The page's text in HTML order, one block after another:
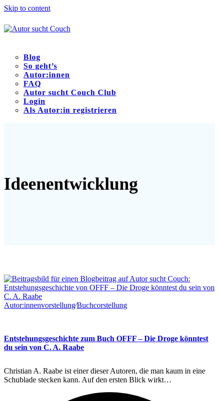
Skip to content
Blog
So geht’s
Autor:innen
FAQ
Autor sucht Couch Club
Login
Als Autor:in registrieren
Ideenentwicklung
Autor:innenvorstellung∕Buchcorstellung
Entstehungsgeschichte zum Buch OFFF – Die Droge könntest
du sein von C. A. Raabe
Christian A. Raabe ist einer dieser Autoren, die man kaum in eine
Schublade stecken kann. Auf den ersten Blick wirkt…